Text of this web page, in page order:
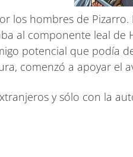
los hombres de
al componente leal
potencial que podía
comenzó a apoyar el
y sólo con la